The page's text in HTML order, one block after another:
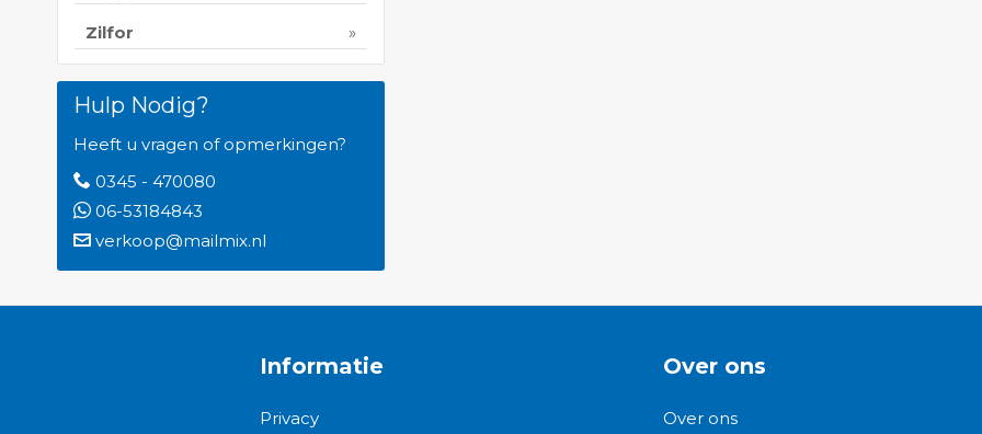
Zilfor
Hulp Nodig?
Heeft u vragen of opmerkingen?
0345 - 470080
06-53184843
verkoop@mailmix.nl
Informatie
Privacy
Over ons
Over ons